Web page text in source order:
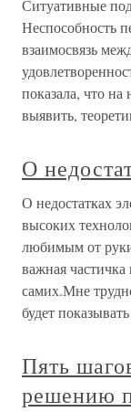
Ситуативные
Неспособность
взаимосвязь
показала, что
выявить,
О
О недостатках
высоких
любимым от
важная
самих.Мне
будет показывать
Пять
решению